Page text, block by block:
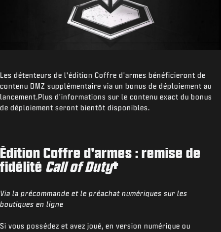
Les détenteurs de l'édition Coffre d'armes bénéficieront de
contenu DMZ supplémentaire via un bonus de déploiement au
lancement.Plus d'informations sur le contenu exact du bonus
de déploiement seront bientôt disponibles.
Édition Coffre d'armes : remise de
fidélité Call of Duty†
Via la précommande et le préachat numériques sur les
boutiques en ligne
Si vous possédez et avez joué, en version numérique ou